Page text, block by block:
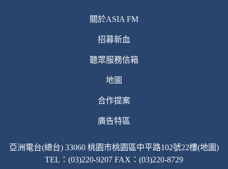
關於ASIA FM
招募新血
聽眾服務信箱
地圖
合作提案
廣告特區
亞洲電台(總台) 33060 桃園市桃園區中平路102號22樓(地圖)
TEL：(03)220-9207 FAX：(03)220-8729